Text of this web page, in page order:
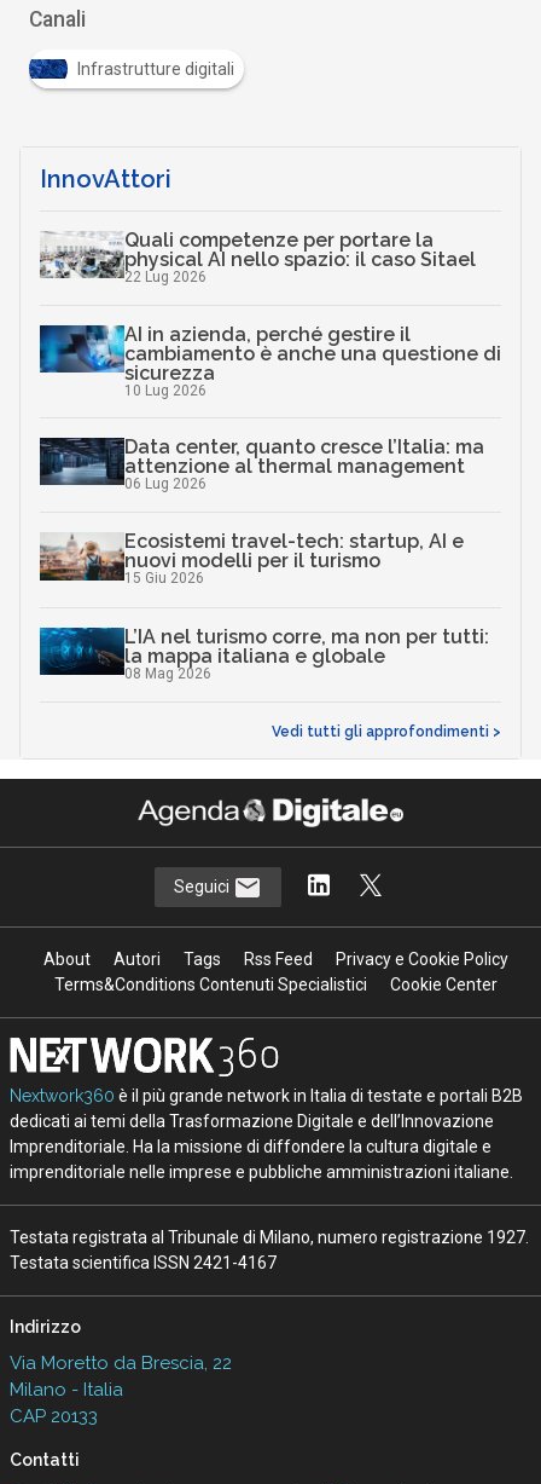
Canali
Infrastrutture digitali
InnovAttori
Quali competenze per portare la
physical AI nello spazio: il caso Sitael
22 Lug 2026
AI in azienda, perché gestire il
cambiamento è anche una questione di
sicurezza
10 Lug 2026
Data center, quanto cresce l’Italia: ma
attenzione al thermal management
06 Lug 2026
Ecosistemi travel-tech: startup, AI e
nuovi modelli per il turismo
15 Giu 2026
L’IA nel turismo corre, ma non per tutti:
la mappa italiana e globale
08 Mag 2026
Vedi tutti gli approfondimenti >
Seguici
About Autori Tags Rss Feed
Privacy e Cookie Policy
Terms&Conditions Contenuti Specialistici
Cookie Center
Nextwork360 è il più grande network in Italia di testate e portali B2B
dedicati ai temi della Trasformazione Digitale e dell’Innovazione
Imprenditoriale. Ha la missione di diffondere la cultura digitale e
imprenditoriale nelle imprese e pubbliche amministrazioni italiane.
Testata registrata al Tribunale di Milano, numero registrazione 1927.
Testata scientifica ISSN 2421-4167
Indirizzo
Via Moretto da Brescia, 22
Milano - Italia
CAP 20133
Contatti